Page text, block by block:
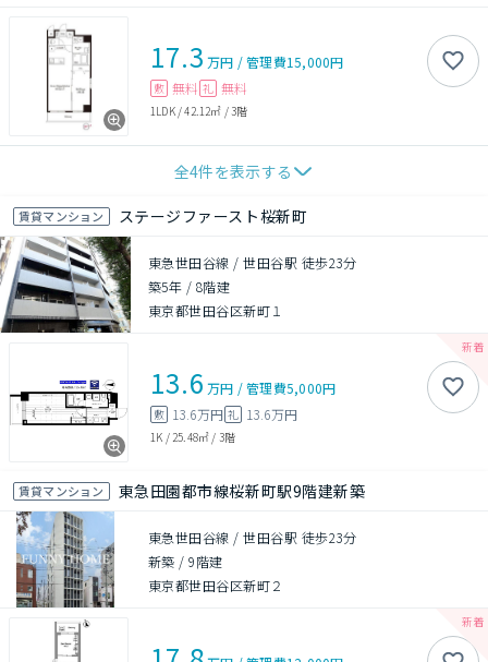
17.3 万円 /管理費15,000円
敷 無料 礼 無料
1LDK/42.12㎡ /3階
全4件を表示する
賃貸マンション ステージファースト桜新町
東急世田谷線 / 世田谷駅 徒歩23分
築5年 / 8階建
東京都世田谷区新町１
13.6 万円 /管理費5,000円
敷 13.6万円 礼 13.6万円
1K / 25.48㎡ / 3階
賃貸マンション 東急田園都市線桜新町駅9階建新築
東急世田谷線 / 世田谷駅 徒歩23分
新築 /9階建
東京都世田谷区新町２